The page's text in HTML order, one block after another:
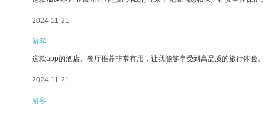
2024-11-21
游客
这款app的酒店、餐厅推荐非常有用，让我能够享受到高品质的旅行体验。
2024-11-21
游客